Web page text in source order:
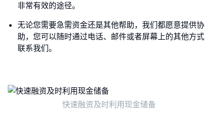
非常有效的途径。
无论您需要急需资金还是其他帮助，我们都愿意提供协
助，您可以随时通过电话、邮件或者屏幕上的其他方式
联系我们。
快速融资及时利用现金储备